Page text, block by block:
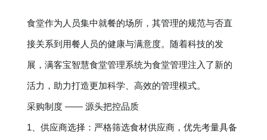
食堂作为人员集中就餐的场所，其管理的规范与否直
接关系到用餐人员的健康与满意度。随着科技的发
展，满客宝智慧食堂管理系统为食堂管理注入了新的
活力，助力打造更加科学、高效的管理模式。
采购制度 —— 源头把控品质
1、供应商选择：严格筛选食材供应商，优先考量具备